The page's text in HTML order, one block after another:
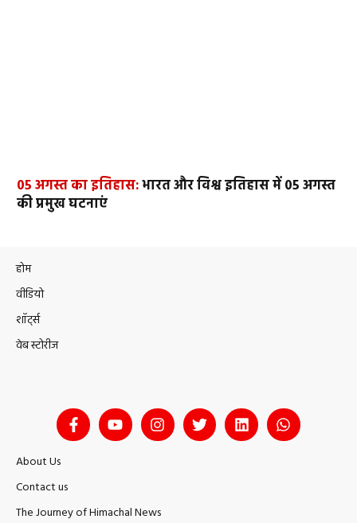
05 अगस्त का इतिहास:भारत और विश्व इतिहास में 05 अगस्त
की प्रमुख घटनाएं
होम
वीडियो
शॉर्ट्स
वेब स्टोरीज
About Us
Contact us
The Journey of Himachal News